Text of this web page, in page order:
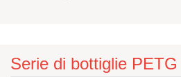
Serie di bottiglie